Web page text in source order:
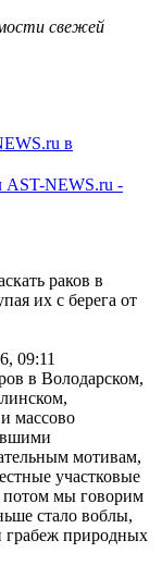
свежей
в
AST-NEWS.ru -
раков в
их с берега от
09:11
в Володарском,
массово
мотивам,
участковые
потом мы говорим
стало воблы,
грабеж природных